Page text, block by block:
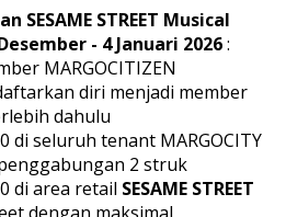
SESAME STREET Musical
- 4 Januari 2026:
MARGOCITIZEN
diri menjadi member
dahulu
di seluruh tenant MARGOCITY
2 struk
di area retail SESAME STREET